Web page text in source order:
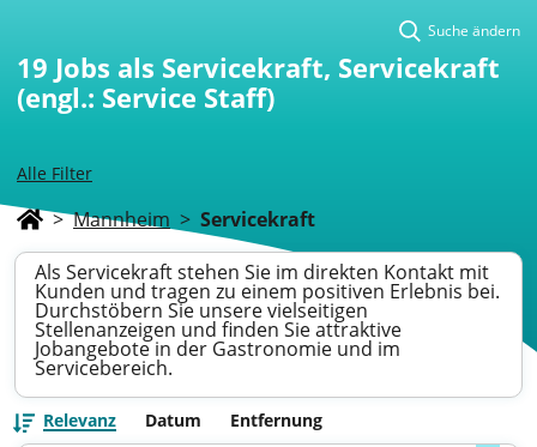
Alle Filter
Suche ändern
19 Jobs als Servicekraft, Servicekraft
(engl.: Service Staff)
> Mannheim > Servicekraft
Als Servicekraft stehen Sie im direkten Kontakt mit
Kunden und tragen zu einem positiven Erlebnis bei.
Durchstöbern Sie unsere vielseitigen
Stellenanzeigen und finden Sie attraktive
Jobangebote in der Gastronomie und im
Servicebereich.
Relevanz Datum Entfernung